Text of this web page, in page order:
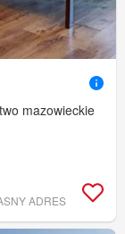
mazowieckie
ADRES